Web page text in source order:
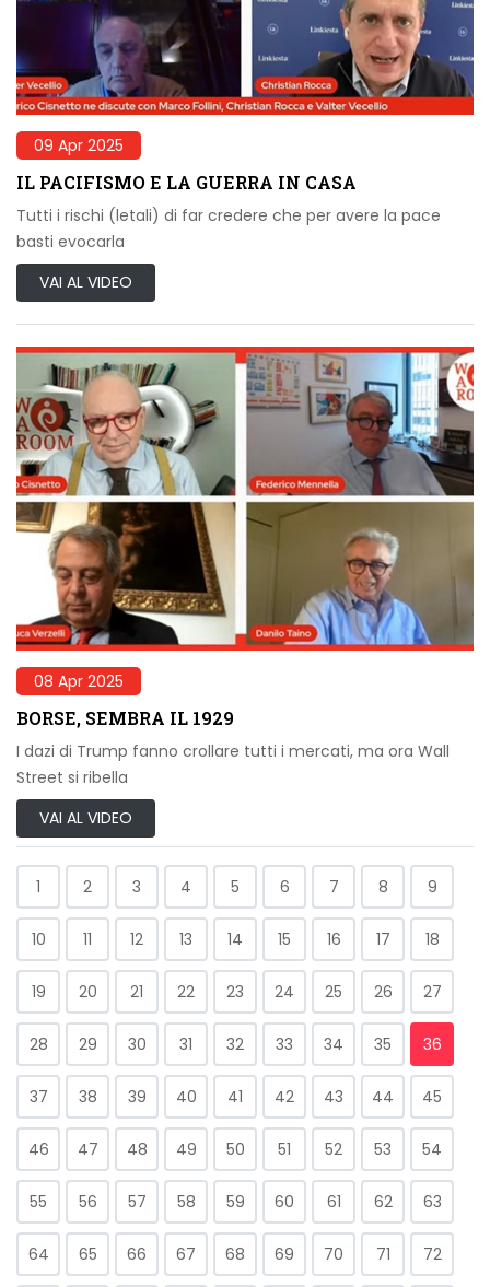
09 Apr 2025
IL PACIFISMO E LA GUERRA IN CASA
Tutti i rischi (letali) di far credere che per avere la pace
basti evocarla
VAI AL VIDEO
08 Apr 2025
BORSE, SEMBRA IL 1929
I dazi di Trump fanno crollare tutti i mercati, ma ora Wall
Street si ribella
VAI AL VIDEO
1 2 3 4 5 6 7 8 9
10 11 12 13 14 15 16 17 18
19 20 21 22 23 24 25 26 27
28 29 30 31 32 33 34 35 36
37 38 39 40 41 42 43 44 45
46 47 48 49 50 51 52 53 54
55 56 57 58 59 60 61 62 63
64 65 66 67 68 69 70 71 72